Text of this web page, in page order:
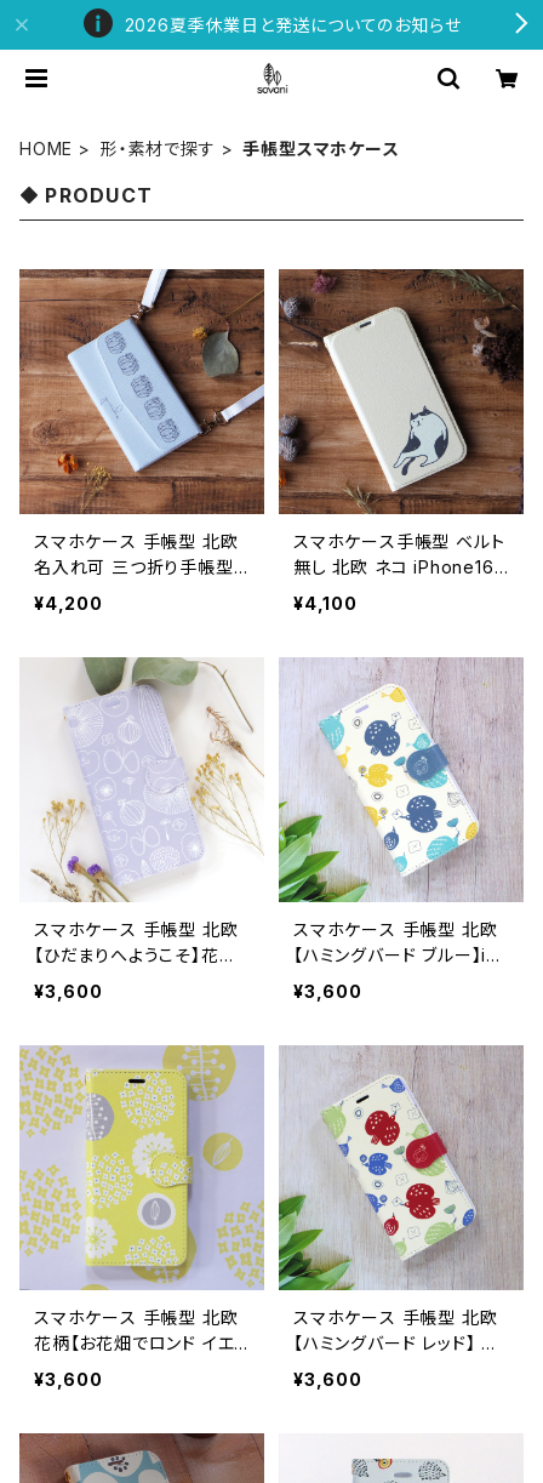
2026夏季休業日と発送についてのお知らせ
HOME 形・素材で探す 手帳型スマホケース
PRODUCT
スマホケース 手帳型 北欧
名入れ可 三つ折り手帳型
スマホケース ほぼ全機種
対応 白ストラップ付 iPhon
とかけら】 threeflod
¥4,200
スマホケース手帳型 ベルト
無し 北欧 ネコ iPhone16/1
5/17/SE3 帯なし 大人可愛
い 【だらけた猫】nobelt ca
¥4,100
スマホケース 手帳型 北欧
【ひだまりへようこそ】花柄 i
Phone17/16/15/SE3/Andr
oid カード収納 スタンド機
人可愛い notetype
¥3,600
スマホケース 手帳型 北欧
【ハミングバード ブルー】iPh
one17/16/15/SE3/Androi
d カード収納 スタンド機能
¥3,600
スマホケース 手帳型 北欧
花柄【お花畑でロンド イエ
ロー】iPhone17/16/15/SE
3/Android カード収納 ス
大人可愛い notetype
¥3,600
スマホケース 手帳型 北欧
【ハミングバード レッド】 鳥
iPhone17/16/15/SE3/And
roid カード収納 スタンド機
¥3,600